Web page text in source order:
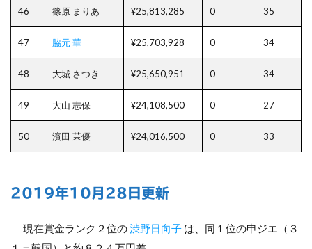
46 篠原 まりあ ¥25,813,285 0 35
47 脇元 華 ¥25,703,928 0 34
48 大城 さつき ¥25,650,951 0 34
49 大山 志保 ¥24,108,500 0 27
50 濱田 茉優 ¥24,016,500 0 33
2019年10月28日更新
現在賞金ランク２位の渋野日向子 は、同１位の申ジエ（３